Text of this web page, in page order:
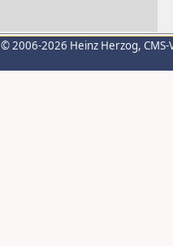
© 2006-2026 Heinz Herzog,